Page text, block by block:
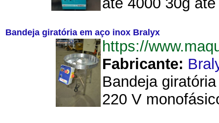
Bandeja giratória em aço inox Bralyx
https://
Fabricante:
Bandeja
220 V